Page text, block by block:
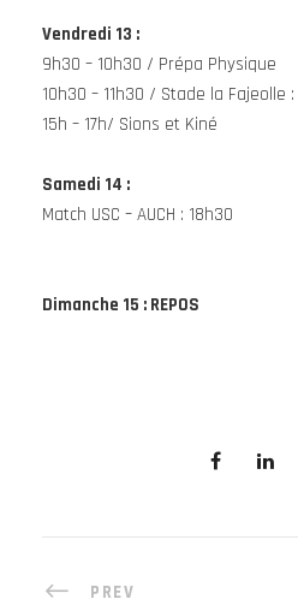
Vendredi 13 :
9h30 – 10h30 / Prépa Physique
10h30 – 11h30 / Stade la Fajeolle
15h – 17h/ Sions et Kiné
Samedi 14 :
Match USC – AUCH : 18h30
Dimanche 15 : REPOS
PREV